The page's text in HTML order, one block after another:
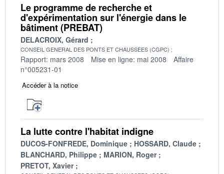
Le programme de recherche et
d'expérimentation sur l'énergie dans le
bâtiment (PREBAT)
DELACROIX, Gérard
CONSEIL GENERAL DES PONTS ET CHAUSSEES (CGPC)
Rapport: mars 2008 Mise en ligne: mai 2008
Affaire
n°005231-01
Accéder à la notice
La lutte contre l'habitat indigne
DUCOS-FONFREDE, Dominique
HOSSARD, Claude
BLANCHARD, Philippe
MARION, Roger
PRETOT, Xavier